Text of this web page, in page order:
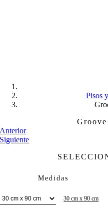
Pisos
Anterior
Siguiente
Medidas
30 cm x 90 cm